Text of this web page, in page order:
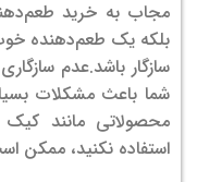
مجاب به خرید
بلکه یک طعم‌دهنده
سازگار باشد.عدم
شما باعث مشکلات
محصولاتی مانند
استفاده نکنید، ممکن